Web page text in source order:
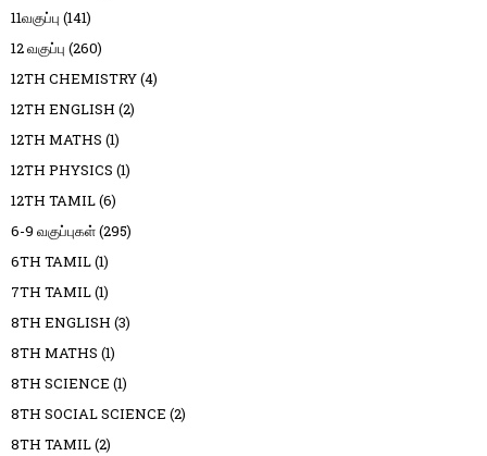
11வகுப்பு (141)
12 வகுப்பு (260)
12TH CHEMISTRY(4)
12TH ENGLISH (2)
12TH MATHS (1)
12TH PHYSICS (1)
12TH TAMIL(6)
6-9 வகுப்புகள்(295)
6TH TAMIL(1)
7TH TAMIL(1)
8TH ENGLISH (3)
8TH MATHS (1)
8TH SCIENCE (1)
8TH SOCIAL SCIENCE (2)
8TH TAMIL(2)